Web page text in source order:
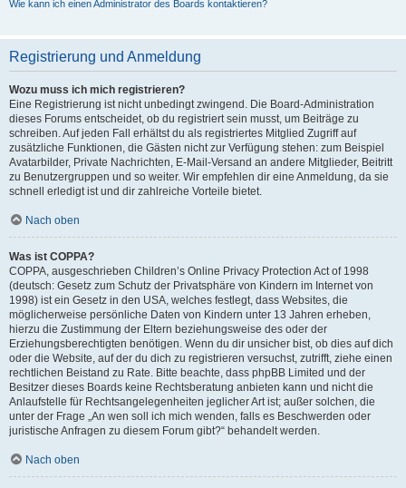
Wie kann ich einen Administrator des Boards kontaktieren?
Registrierung und Anmeldung
Wozu muss ich mich registrieren?
Eine Registrierung ist nicht unbedingt zwingend. Die Board-Administration
dieses Forums entscheidet, ob du registriert sein musst, um Beiträge zu
schreiben. Auf jeden Fall erhältst du als registriertes Mitglied Zugriff auf
zusätzliche Funktionen, die Gästen nicht zur Verfügung stehen: zum Beispiel
Avatarbilder, Private Nachrichten, E-Mail-Versand an andere Mitglieder, Beitritt
zu Benutzergruppen und so weiter. Wir empfehlen dir eine Anmeldung, da sie
schnell erledigt ist und dir zahlreiche Vorteile bietet.
Nach oben
Was ist COPPA?
COPPA, ausgeschrieben Children’s Online Privacy Protection Act of 1998
(deutsch: Gesetz zum Schutz der Privatsphäre von Kindern im Internet von
1998) ist ein Gesetz in den USA, welches festlegt, dass Websites, die
möglicherweise persönliche Daten von Kindern unter 13 Jahren erheben,
hierzu die Zustimmung der Eltern beziehungsweise des oder der
Erziehungsberechtigten benötigen. Wenn du dir unsicher bist, ob dies auf dich
oder die Website, auf der du dich zu registrieren versuchst, zutrifft, ziehe einen
rechtlichen Beistand zu Rate. Bitte beachte, dass phpBB Limited und der
Besitzer dieses Boards keine Rechtsberatung anbieten kann und nicht die
Anlaufstelle für Rechtsangelegenheiten jeglicher Art ist; außer solchen, die
unter der Frage „An wen soll ich mich wenden, falls es Beschwerden oder
juristische Anfragen zu diesem Forum gibt?“ behandelt werden.
Nach oben